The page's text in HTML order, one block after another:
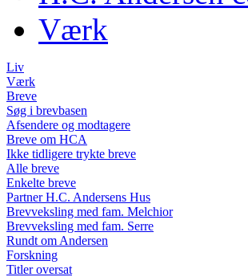
Værk
Liv
Værk
Breve
Søg i brevbasen
Afsendere og modtagere
Breve om HCA
Ikke tidligere trykte breve
Alle breve
Enkelte breve
Partner H.C. Andersens Hus
Brevveksling med fam. Melchior
Brevveksling med fam. Serre
Rundt om Andersen
Forskning
Titler oversat